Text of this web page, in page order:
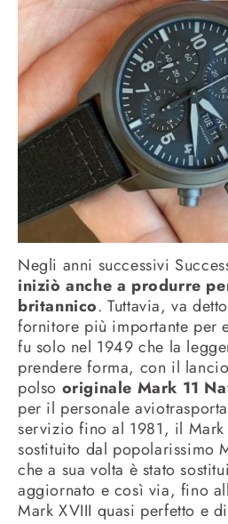
Negli anni successivi
iniziò anche a produrre
britannico. Tuttavia, va
fornitore più importante per
fu solo nel 1949 che la
prendere forma, con il
polso originale Mark 11
per il personale
servizio fino al 1981, il Mark
sostituito dal popolarissimo
che a sua volta è stato
aggiornato e così via, fino
Mark XVIII quasi perfetto e